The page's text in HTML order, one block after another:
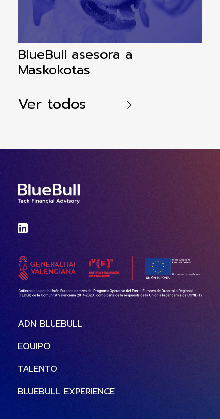
BlueBull asesora a
Maskokotas
Ver todos
ADN BLUEBULL
EQUIPO
TALENTO
BLUEBULL EXPERIENCE